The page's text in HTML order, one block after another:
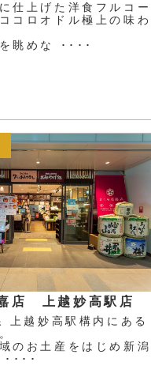
仕上げた洋食フルコー
コロオドル極上の味わ
眺めな ････
店 上越妙高駅店
上越妙高駅構内にある
のお土産をはじめ新潟
････